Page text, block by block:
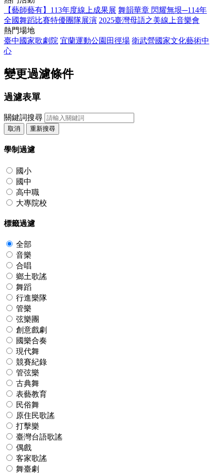
【藝師藝有】113年度線上成果展 舞韻華章 閃耀無垠─114年
全國舞蹈比賽特優團隊展演 2025臺灣母語之美線上音樂會
熱門場地
臺中國家歌劇院 宜蘭運動公園田徑場 衛武營國家文化藝術中
心
變更過濾條件
過濾表單
關鍵詞搜尋
取消 重新搜尋
學制過濾
國小
國中
高中職
大專院校
標籤過濾
全部
音樂
合唱
鄉土歌謠
舞蹈
行進樂隊
管樂
弦樂團
創意戲劇
國樂合奏
現代舞
競賽紀錄
管弦樂
古典舞
表藝教育
民俗舞
原住民歌謠
打擊樂
臺灣台語歌謠
偶戲
客家歌謠
舞臺劇